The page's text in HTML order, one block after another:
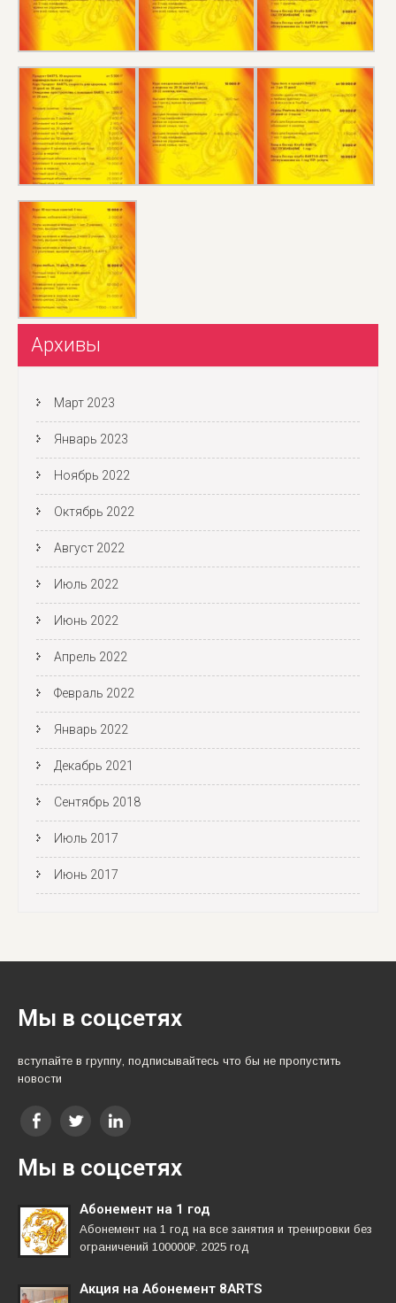
Архивы
Март 2023
Январь 2023
Ноябрь 2022
Октябрь 2022
Август 2022
Июль 2022
Июнь 2022
Апрель 2022
Февраль 2022
Январь 2022
Декабрь 2021
Сентябрь 2018
Июль 2017
Июнь 2017
Мы в соцсетях
вступайте в группу, подписывайтесь что бы не пропустить
новости
Мы в соцсетях
Абонемент на 1 год
Абонемент на 1 год на все занятия и тренировки без
ограничений 100000₽. 2025 год
Акция на Абонемент 8ARTS